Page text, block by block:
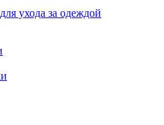
ухода за одеждой